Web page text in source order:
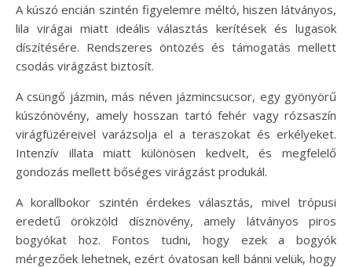
A kúszó encián szintén figyelemre méltó, hiszen látványos,
lila virágai miatt ideális választás kerítések és lugasok
díszítésére. Rendszeres öntözés és támogatás mellett
csodás virágzást biztosít.
A csüngő jázmin, más néven jázmincsucsor, egy gyönyörű
kúszónövény, amely hosszan tartó fehér vagy rózsaszín
virágfüzéreivel varázsolja el a teraszokat és erkélyeket.
Intenzív illata miatt különösen kedvelt, és megfelelő
gondozás mellett bőséges virágzást produkál.
A korallbokor szintén érdekes választás, mivel trópusi
eredetű örökzöld dísznövény, amely látványos piros
bogyókat hoz. Fontos tudni, hogy ezek a bogyók
mérgezőek lehetnek, ezért óvatosan kell bánni velük, hogy